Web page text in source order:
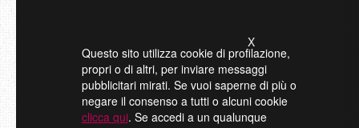
Questo sito utilizza cookie di profilazione,
propri o di altri, per inviare messaggi
pubblicitari mirati. Se vuoi saperne di più o
negare il consenso a tutti o alcuni cookie
clicca qui. Se accedi a un qualunque
X